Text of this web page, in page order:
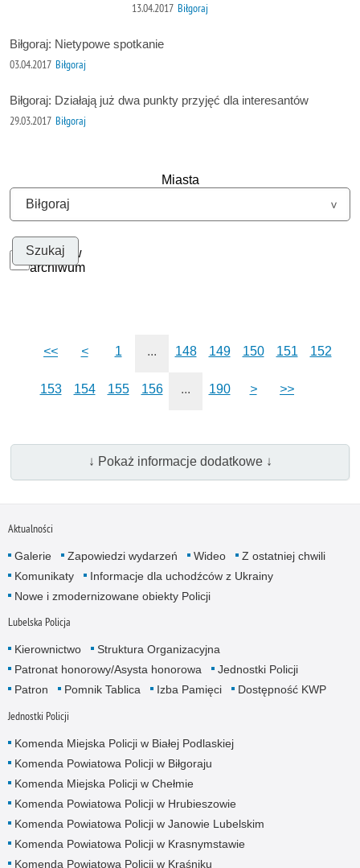
13.04.2017 Biłgoraj
Biłgoraj: Nietypowe spotkanie
03.04.2017 Biłgoraj
Biłgoraj: Działają już dwa punkty przyjęć dla interesantów
29.03.2017 Biłgoraj
Miasta
Szukaj w
archiwum
<< < 1 ... 148 149 150 151 152
153 154 155 156 ... 190 > >>
↓ Pokaż informacje dodatkowe ↓
Aktualności
Galerie Zapowiedzi wydarzeń Wideo
Z ostatniej chwili
Komunikaty
Informacje dla uchodźców z Ukrainy
Nowe i zmodernizowane obiekty Policji
Lubelska Policja
Kierownictwo
Struktura Organizacyjna
Patronat honorowy/Asysta honorowa
Jednostki Policji
Patron
Pomnik Tablica Izba Pamięci Dostępność KWP
Jednostki Policji
Komenda Miejska Policji w Białej Podlaskiej
Komenda Powiatowa Policji w Biłgoraju
Komenda Miejska Policji w Chełmie
Komenda Powiatowa Policji w Hrubieszowie
Komenda Powiatowa Policji w Janowie Lubelskim
Komenda Powiatowa Policji w Krasnymstawie
Komenda Powiatowa Policji w Kraśniku